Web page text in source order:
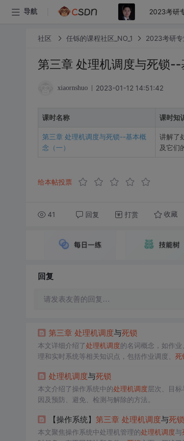
导航
社区 任铄的课程社区_NO_1 2023考研
第三章 处理机调度与死锁
xiaornshuo 2023-01-12 14:51:42
课时名称 课时知
第三章 处理机调度与死锁--基本概
念（一）
讲解了
及它们
给本帖投票
41 回复 打赏 收藏
回复
请发表友善的回复…
第三章 处理机调度与死锁
本文详细介绍了处理机调度的名词概念，如作业
理和实时系统等相关知识点，包括作业调度、 死
处理机调度与死锁
本文介绍了操作系统中的处理机调度层次、目
因及预防、避免、检测与解除的方法。
【操作系统】 第三章 处理机调度与死锁
本文聚焦操作系统中处理机管理的处理机调度与